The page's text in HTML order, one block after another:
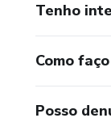
-
- Inovação
Tenho
Como
Posso